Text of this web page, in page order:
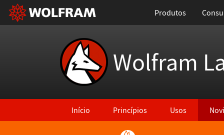
Produtos
Wolfram
Início Princípios Usos